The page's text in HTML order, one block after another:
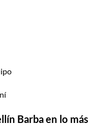
Barba en lo más